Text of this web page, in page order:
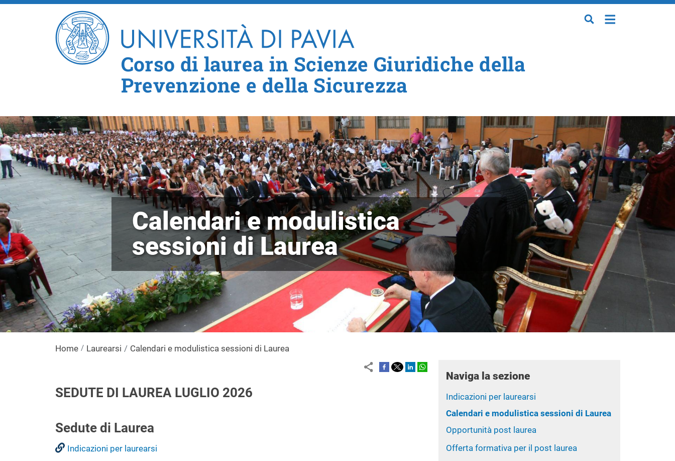
Salta al contenuto principale
Corso di laurea in Scienze Giuridiche della
Prevenzione e della Sicurezza
Calendari e modulistica
sessioni di Laurea
Home Laurearsi Calendari e modulistica sessioni di Laurea
SEDUTE DI LAUREA LUGLIO 2026
Sedute di Laurea
Indicazioni per laurearsi
Naviga la sezione
Indicazioni per laurearsi
Calendari e modulistica sessioni di Laurea
Opportunità post laurea
Offerta formativa per il post laurea